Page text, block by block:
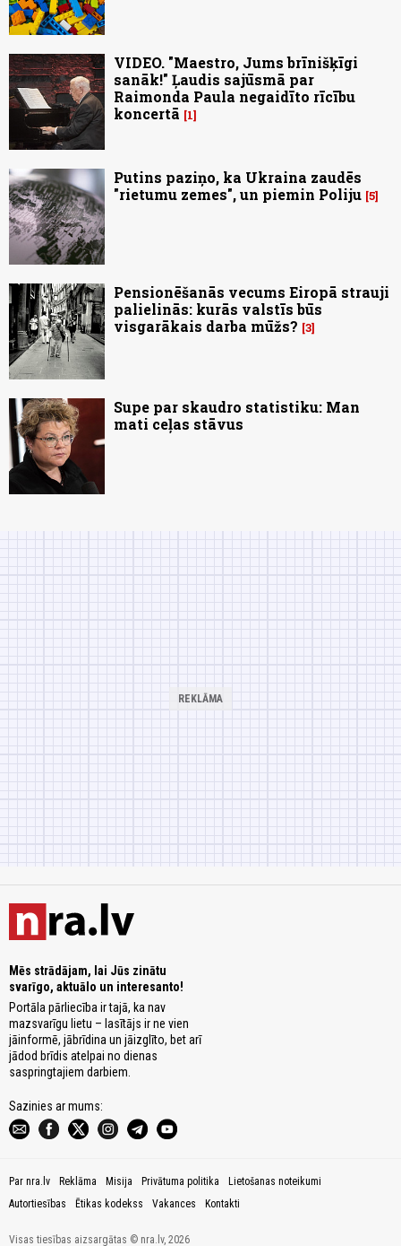
VIDEO. "Maestro, Jums brīnišķīgi
sanāk!" Ļaudis sajūsmā par
Raimonda Paula negaidīto rīcību
koncertā
1
Putins paziņo, ka Ukraina zaudēs
"rietumu zemes", un piemin Poliju 5
Pensionēšanās vecums Eiropā strauji
palielinās: kurās valstīs būs
visgarākais darba mūžs? 3
Supe par skaudro statistiku: Man
mati ceļas stāvus
Mēs strādājam, lai Jūs zinātu
svarīgo, aktuālo un interesanto!
Portāla pārliecība ir tajā, ka nav
mazsvarīgu lietu – lasītājs ir ne vien
jāinformē, jābrīdina un jāizglīto, bet arī
jādod brīdis atelpai no dienas
saspringtajiem darbiem.
Sazinies ar mums:
Par nra.lv Reklāma Misija Privātuma politika
Lietošanas noteikumi
Autortiesības
Ētikas kodekss Vakances Kontakti
Visas tiesības aizsargātas © nra.lv, 2026